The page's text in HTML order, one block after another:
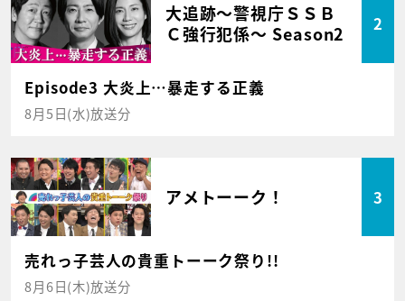
大追跡～警視庁ＳＳＢ
Ｃ強行犯係～ Season2
2
Episode3 大炎上…暴走する正義
8月5日(水)放送分
アメトーーク！ 3
売れっ子芸人の貴重トーーク祭り!!
8月6日(木)放送分